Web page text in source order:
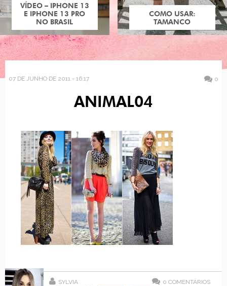
VÍDEO – IPHONE 13
E IPHONE 13 PRO
NO BRASIL
COMO USAR:
TAMANCO
07 DE JUNHO DE 2011 - 16:17 0
ANIMAL04
SYLVIA 0 COMENTÁRIOS